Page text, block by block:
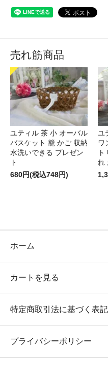
売れ筋商品
ユティル 茶 小 オーバル
バスケット 籠 かご 収納
水洗いできる プレゼン
ト
680円(税込748円)
ユ
ワ
れ
ホーム
カートを見る
特定商取引法に基づく表記
プライバシーポリシー